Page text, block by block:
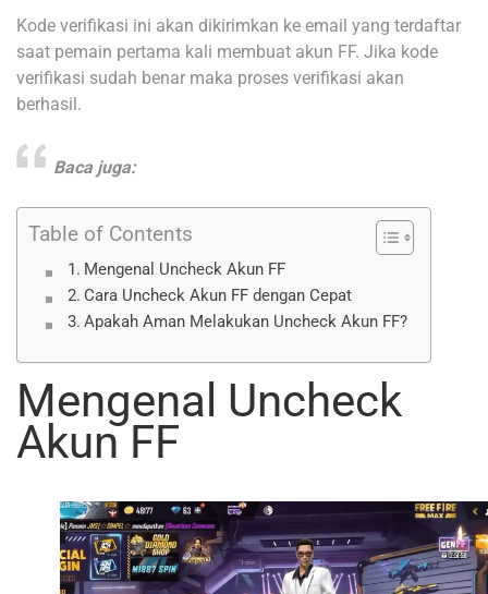
Kode verifikasi ini akan dikirimkan ke email yang terdaftar
saat pemain pertama kali membuat akun FF. Jika kode
verifikasi sudah benar maka proses verifikasi akan
berhasil.
Baca juga:
Table of Contents
Mengenal Uncheck Akun FF
Cara Uncheck Akun FF dengan Cepat
Apakah Aman Melakukan Uncheck Akun FF?
Mengenal Uncheck
Akun FF